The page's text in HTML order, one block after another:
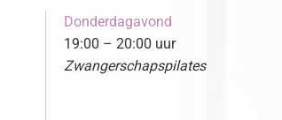
Donderdagavond
19:00 – 20:00 uur
Zwangerschapspilates